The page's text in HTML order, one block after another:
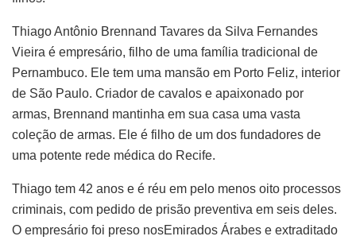
Thiago Antônio Brennand Tavares da Silva Fernandes
Vieira é empresário, filho de uma família tradicional de
Pernambuco. Ele tem uma mansão em Porto Feliz, interior
de São Paulo. Criador de cavalos e apaixonado por
armas, Brennand mantinha em sua casa uma vasta
coleção de armas. Ele é filho de um dos fundadores de
uma potente rede médica do Recife.
Thiago tem 42 anos e é réu em pelo menos oito processos
criminais, com pedido de prisão preventiva em seis deles.
O empresário foi preso nosEmirados Árabes e extraditado